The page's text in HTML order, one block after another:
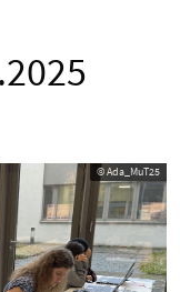
© Ada_MuT25